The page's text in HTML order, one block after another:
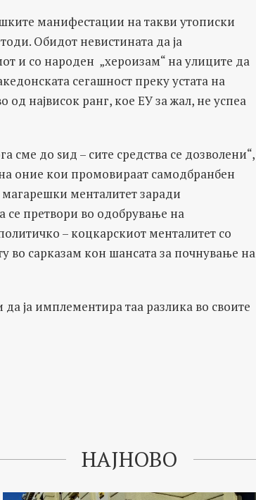
манифестации на такви утописки
Обидот невистината да ја
и со народен „хероизам“ на улиците да
сегашност преку устата на
највисок ранг, кое ЕУ за жал, не успеа
сме до ѕид – сите средства се дозволени“,
оние кои промовираат самодбранбен
менталитет заради
се претвори во одобрување на
– коцкарскиот менталитет со
во сарказам кон шансата за почнување на
ја имплементира таа разлика во своите
НАЈНОВО